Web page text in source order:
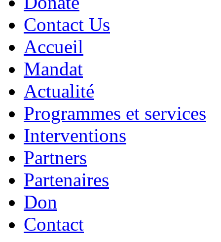
Contact Us
Accueil
Mandat
Actualité
Programmes et services
Interventions
Partners
Partenaires
Don
Contact